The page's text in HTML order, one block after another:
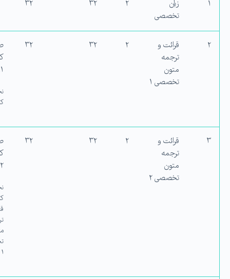
۱
زبان
تخصصی
۲ ۳۲ ۳۲
۲
قرائت و
ترجمه
متون
تخصصی ۱
۲ ۳۲ ۳۲
۱،
۳
قرائت و
ترجمه
متون
تخصصی ۲
۲ ۳۲ ۳۲
۲،
۱